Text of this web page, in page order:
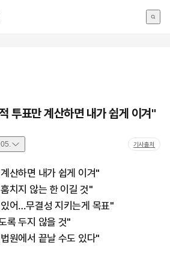
투표만 계산하면 내가 쉽게 이겨"
기사출처
산하면 내가 쉽게 이겨"
치지 않는 한 이길 것"
어…무결성 지키는게 목표"
록 두지 않을 것"
원에서 끝날 수도 있다"